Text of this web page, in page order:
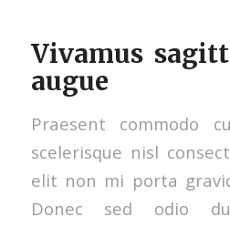
Vivamus
augue
Praesent commodo
scelerisque nisl
elit non mi porta
Donec sed odio